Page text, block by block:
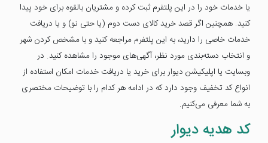
یا خدمات خود را در این پلتفرم ثبت کرده و مشتریان بالقوه برای خود پیدا
کنید. همچنین اگر قصد خرید کالای دست دوم (یا حتی نو) و یا دریافت
خدمات خاصی را دارید، به این پلتفرم مراجعه کنید و با مشخص کردن شهر
و انتخاب دسته‌بندی مورد نظر، آگهی‌های موجود را مشاهده کنید. در
وبسایت یا اپلیکیشن دیوار برای خرید یا دریافت خدمات امکان استفاده از
انواع کد تخفیف وجود دارد که در ادامه هر کدام را با توضیحات مختصری
به شما معرفی می‌کنیم.
کد هدیه دیوار